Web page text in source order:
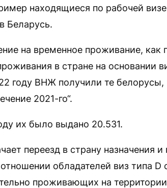
находящиеся по рабочей
Беларусь.
на временное проживание, как
в стране на основании
году ВНЖ получили те
2021-го“.
их было выдано 20.531.
переезд в страну назначения
обладателей виз типа D
проживающих на